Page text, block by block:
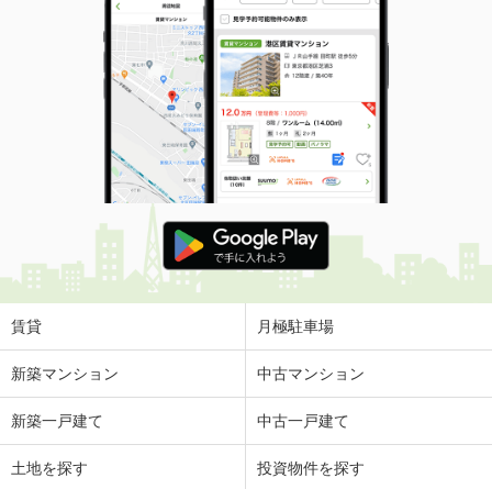
賃貸 月極駐車場
新築マンション 中古マンション
新築一戸建て 中古一戸建て
土地を探す 投資物件を探す